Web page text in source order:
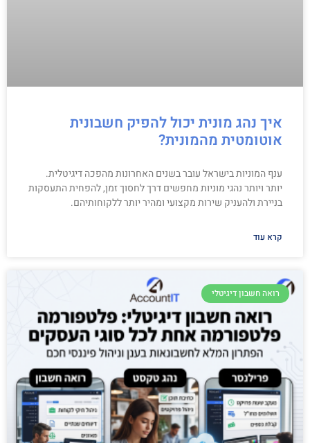
איך נהג מונית יכול להפיק חשבונית
אוטומטית מהמונית?
ענף המוניות בישראל עובר בשנים האחרונות מהפכה דיגיטלית.
יותר ויותר נהגי מוניות מחפשים דרך לחסוך זמן, להפחית התעסקות
בניירת ולהעניק שירות מקצועי ומהיר יותר ללקוחותיהם.
קרא עוד
רואה חשבון דיגיטלי